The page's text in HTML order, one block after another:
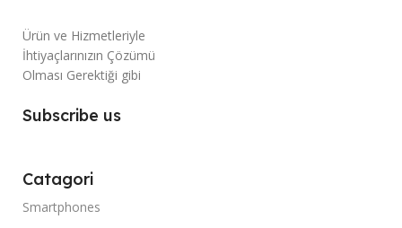
Ürün ve Hizmetleriyle
İhtiyaçlarınızın Çözümü
Olması Gerektiği gibi
Subscribe us
Catagori
Smartphones